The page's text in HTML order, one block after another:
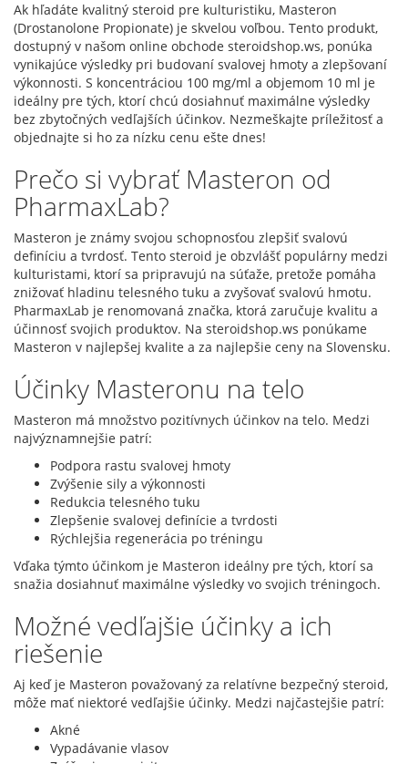
Ak hľadáte kvalitný steroid pre kulturistiku, Masteron
(Drostanolone Propionate) je skvelou voľbou. Tento produkt,
dostupný v našom online obchode steroidshop.ws, ponúka
vynikajúce výsledky pri budovaní svalovej hmoty a zlepšovaní
výkonnosti. S koncentráciou 100 mg/ml a objemom 10 ml je
ideálny pre tých, ktorí chcú dosiahnuť maximálne výsledky
bez zbytočných vedľajších účinkov. Nezmeškajte príležitosť a
objednajte si ho za nízku cenu ešte dnes!
Prečo si vybrať Masteron od
PharmaxLab?
Masteron je známy svojou schopnosťou zlepšiť svalovú
definíciu a tvrdosť. Tento steroid je obzvlášť populárny medzi
kulturistami, ktorí sa pripravujú na súťaže, pretože pomáha
znižovať hladinu telesného tuku a zvyšovať svalovú hmotu.
PharmaxLab je renomovaná značka, ktorá zaručuje kvalitu a
účinnosť svojich produktov. Na steroidshop.ws ponúkame
Masteron v najlepšej kvalite a za najlepšie ceny na Slovensku.
Účinky Masteronu na telo
Masteron má množstvo pozitívnych účinkov na telo. Medzi
najvýznamnejšie patrí:
Podpora rastu svalovej hmoty
Zvýšenie sily a výkonnosti
Redukcia telesného tuku
Zlepšenie svalovej definície a tvrdosti
Rýchlejšia regenerácia po tréningu
Vďaka týmto účinkom je Masteron ideálny pre tých, ktorí sa
snažia dosiahnuť maximálne výsledky vo svojich tréningoch.
Možné vedľajšie účinky a ich
riešenie
Aj keď je Masteron považovaný za relatívne bezpečný steroid,
môže mať niektoré vedľajšie účinky. Medzi najčastejšie patrí:
Akné
Vypadávanie vlasov